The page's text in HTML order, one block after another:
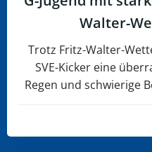
Walter-
Trotz Fritz-Walter-
SVE-Kicker eine
Regen und schwierige